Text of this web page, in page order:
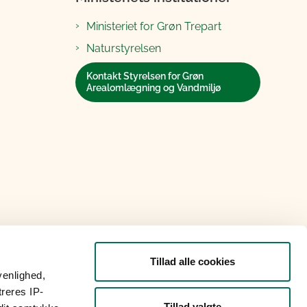
IP-
Tillad alle cookies
Ministeriet for Grøn Trepart
Naturstyrelsen
Kontakt Styrelsen for Grøn
Arealomlægning og Vandmiljø